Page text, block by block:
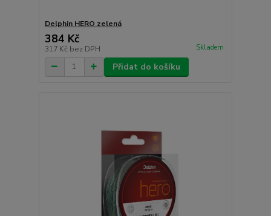
Delphin HERO zelená
384 Kč
317 Kč bez DPH Skladem
Přidat do košíku